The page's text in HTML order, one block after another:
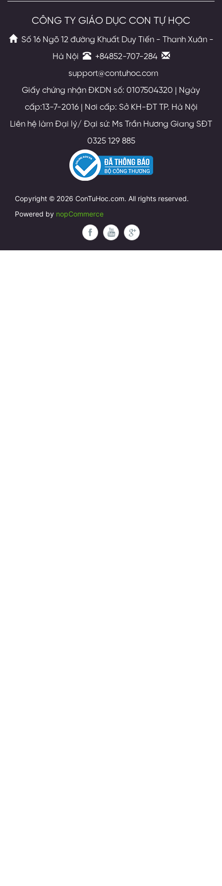
CÔNG TY GIÁO DỤC CON TỰ HỌC
Số 16 Ngõ 12 đường Khuất Duy Tiến - Thanh Xuân -
Hà Nội
+84852-707-284
support@contuhoc.com
Giấy chứng nhận ĐKDN số: 0107504320 | Ngày
cấp:13-7-2016 | Nơi cấp: Sở KH-ĐT TP. Hà Nội
Liên hệ làm Đại lý/ Đại sứ: Ms Trần Hương Giang SĐT
0325 129 885
Copyright © 2026 ConTuHoc.com. All rights reserved.
Powered by nopCommerce